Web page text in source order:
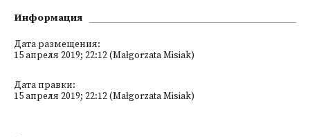
Информация
Дата размещения:
15 апреля 2019; 22:12 (Małgorzata Misiak)
Дата правки:
15 апреля 2019; 22:12 (Małgorzata Misiak)